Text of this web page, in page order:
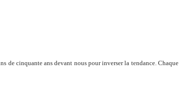
de cinquante ans devant nous pour inverser la tendance.